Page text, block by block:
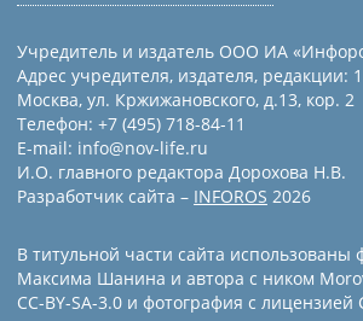
Учредитель и издатель ООО ИА
Адрес учредителя, издателя, редакции:
Москва, ул. Кржижановского, д.13, кор. 2
Телефон: +7 (495) 718-84-11
E-mail: info@nov-life.ru
И.О. главного редактора Дорохова Н.В.
Разработчик сайта – INFOROS 2026
В титульной части сайта использованы
Максима Шанина и автора с ником
CC-BY-SA-3.0 и фотография с лицензией